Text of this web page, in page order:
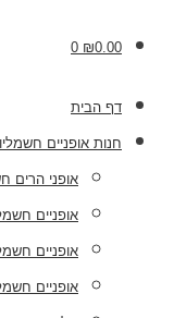
₪0.00
0
דף הבית
חנות אופניים
אופני הרים
אופניים
אופניים
אופניים